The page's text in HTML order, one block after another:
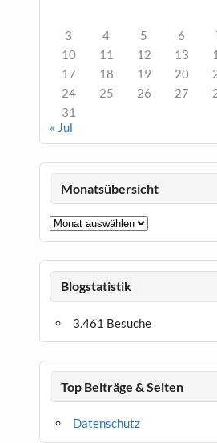
3
4 5 6
10
11 12 13
17
18 19 20
24
25 26 27
31
« Jul
Monatsübersicht
Monatsübersicht
Blogstatistik
3.461 Besuche
Top Beiträge & Seiten
Datenschutz